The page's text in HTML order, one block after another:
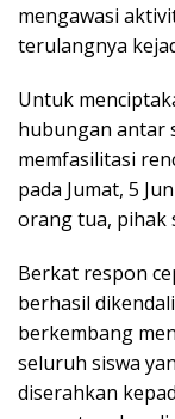
mengawasi
terulangnya
Untuk
hubungan antar
memfasilitasi
pada Jumat, 5
orang tua, pihak
Berkat respon
berhasil
berkembang
seluruh siswa
diserahkan